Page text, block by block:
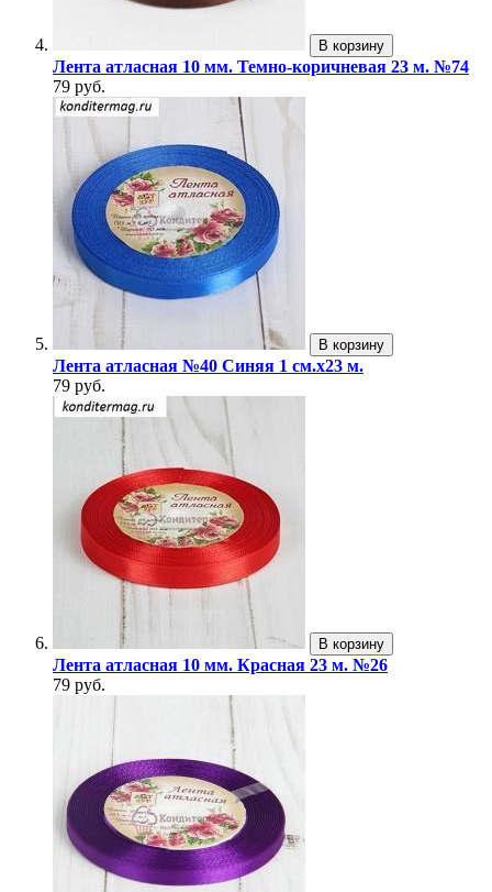
В корзину
Лента атласная 10 мм. Темно-коричневая 23 м. №74
79 руб.
В корзину
Лента атласная №40 Синяя 1 см.х23 м.
79 руб.
В корзину
Лента атласная 10 мм. Красная 23 м. №26
79 руб.